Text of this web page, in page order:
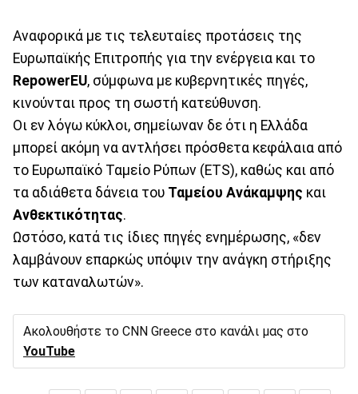
Αναφορικά με τις τελευταίες προτάσεις της
Ευρωπαϊκής Επιτροπής για την ενέργεια και το
RepowerEU, σύμφωνα με κυβερνητικές πηγές,
κινούνται προς τη σωστή κατεύθυνση.
Οι εν λόγω κύκλοι, σημείωναν δε ότι η Ελλάδα
μπορεί ακόμη να αντλήσει πρόσθετα κεφάλαια από
το Ευρωπαϊκό Ταμείο Ρύπων (ETS), καθώς και από
τα αδιάθετα δάνεια του Ταμείου Ανάκαμψης και
Ανθεκτικότητας.
Ωστόσο, κατά τις ίδιες πηγές ενημέρωσης, «δεν
λαμβάνουν επαρκώς υπόψιν την ανάγκη στήριξης
των καταναλωτών».
Ακολουθήστε το CNN Greece στο κανάλι μας στο
YouTube